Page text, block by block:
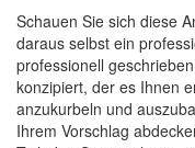
Schauen Sie sich diese
daraus selbst ein
professionell
konzipiert, der es Ihnen
anzukurbeln und
Ihrem Vorschlag